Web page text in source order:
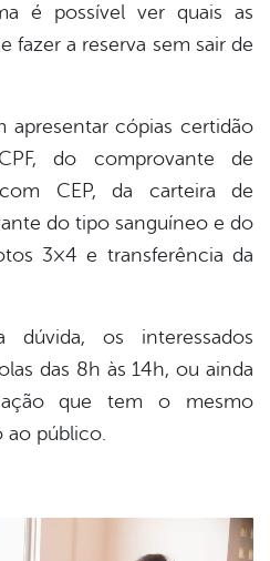
é possível ver quais as
fazer a reserva sem sair de
apresentar cópias certidão
do comprovante de
CEP, da carteira de
do tipo sanguíneo e do
3×4 e transferência da
dúvida, os interessados
das 8h às 14h, ou ainda
que tem o mesmo
ao público.